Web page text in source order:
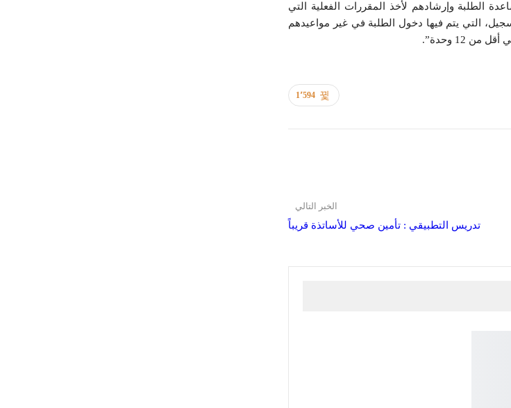
الطلبة وإرشادهم لأخذ المقررات الفعلية التي
التي يتم فيها دخول الطلبة في غير مواعيدهم
12 وحدة”.
1٬594
الخبر التالي
تدريس التطبيقي : تأمين صحي للأساتذة قريباً